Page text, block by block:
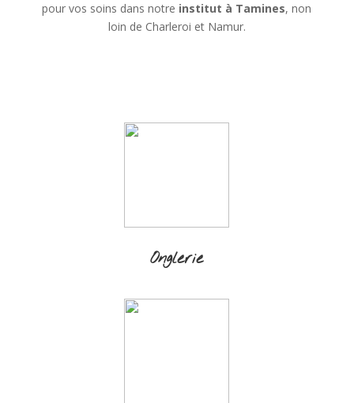
pour vos soins dans notre institut à Tamines, non
loin de Charleroi et Namur.
Onglerie